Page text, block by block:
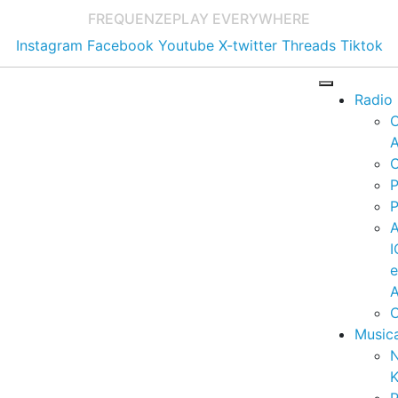
FREQUENZEPLAY EVERYWHERE
Instagram Facebook Youtube X-twitter Threads Tiktok
Radio
e